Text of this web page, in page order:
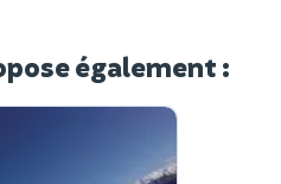
également :